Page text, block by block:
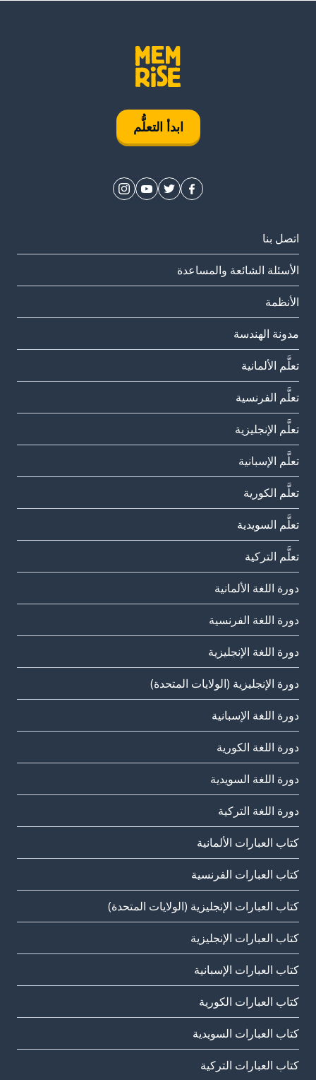
ابدأ التعلُّم
اتصل بنا
الأسئلة الشائعة والمساعدة
الأنظمة
مدونة الهندسة
تعلَّم الألمانية
تعلَّم الفرنسية
تعلَّم الإنجليزية
تعلَّم الإسبانية
تعلَّم الكورية
تعلَّم السويدية
تعلَّم التركية
دورة اللغة الألمانية
دورة اللغة الفرنسية
دورة اللغة الإنجليزية
دورة الإنجليزية (الولايات المتحدة)
دورة اللغة الإسبانية
دورة اللغة الكورية
دورة اللغة السويدية
دورة اللغة التركية
كتاب العبارات الألمانية
كتاب العبارات الفرنسية
كتاب العبارات الإنجليزية (الولايات المتحدة)
كتاب العبارات الإنجليزية
كتاب العبارات الإسبانية
كتاب العبارات الكورية
كتاب العبارات السويدية
كتاب العبارات التركية